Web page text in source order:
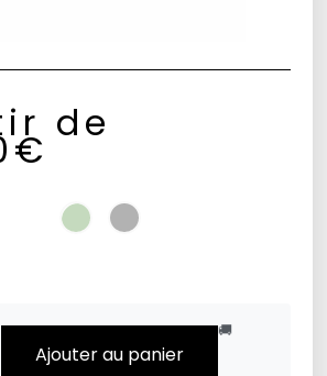
de
€
Ajouter au panier
🚚